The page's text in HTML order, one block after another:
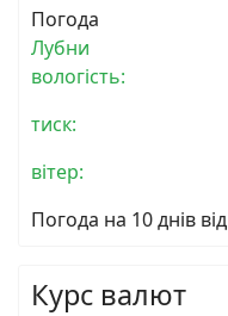
Погода
Лубни
вологість:
тиск:
вітер:
Погода на 10 днів від
Курс валют